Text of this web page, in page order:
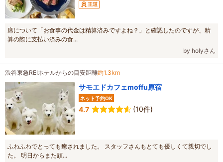
王道
席について「お食事の代金は精算済みですよね？」と確認したのですが、精
算の際に支払い済みの食...
by holyさん
渋谷東急REIホテルからの目安距離約1.3km
サモエドカフェmoffu原宿
ネット予約OK
4.7 (10件)
ふわふわでとっても癒されました。 スタッフさんもとても優しくて親切でし
た。 明日からまた頑...